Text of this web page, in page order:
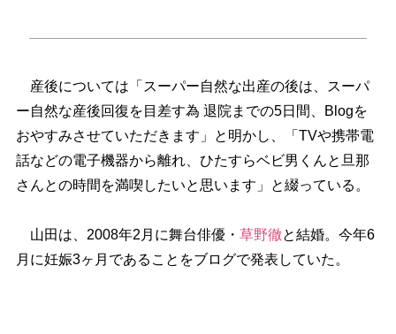
産後については「スーパー自然な出産の後は、スーパ
ー自然な産後回復を目差す為 退院までの5日間、Blogを
おやすみさせていただきます」と明かし、「TVや携帯電
話などの電子機器から離れ、ひたすらベビ男くんと旦那
さんとの時間を満喫したいと思います」と綴っている。
山田は、2008年2月に舞台俳優・ 草野徹と結婚。今年6
月に妊娠3ヶ月であることをブログで発表していた。